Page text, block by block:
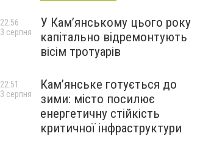
У Кам’янському цього року
капітально відремонтують
вісім тротуарів
22:56
3 серпня
Кам’янське готується до
зими: місто посилює
енергетичну стійкість
критичної інфраструктури
22:51
3 серпня